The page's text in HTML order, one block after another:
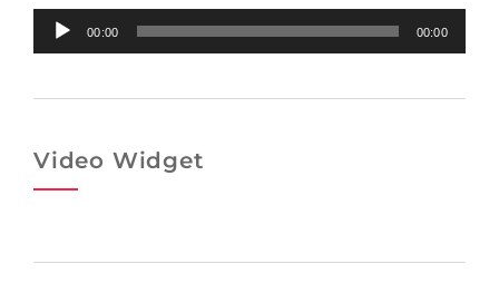
Audio-
Player
00:00 00:00
Video Widget